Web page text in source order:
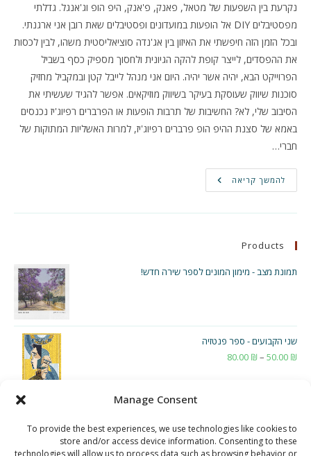
Manage Consent
To provide the best experiences, we use technologies like cookies to
store and/or access device information. Consenting to these
technologies will allow us to process data such as browsing behavior or
נקרעת בין השפעות של מטאל, פאנק, פ'אנק, היפ הופ וג'אנגל. גדלתי
מפסטיבלים DIY אל הופעות במועדונים ופסטיבלים שאת רובן אני ארגנתי.
ובכל הזמן הזה חיפשתי את האיזון בין אג'נדה סוציאליסטית משהו, לבין לכסות
את ההפסדים, לייצר קופת להקה הגיונית ולחסוך מספיק כסף בשביל
הפרוייקט הבא, יהיה אשר יהיה. היום אני מנהל לייבל קטן ובמקביל מחזיק
סוכנות שיווק שעוסקת בעיקר בשיווק מוזיקאים. אפשר להגיד שעשיתי את
הסיבוב שלי, לא? החשיבות של תרבות הופעות או הפרברים רפיוג'יז נכנסים
באמא של סצנת ההיפ הופ פרברים רפיוג'יז, למרות האשליות המתוקות של
חברי…
להמשך קריאה מחשבות
על
Products
תמונת מצב - מימון המונים לספר שירה חדש!
שני הקבועים - ספר פנטזיה
50.00 ₪
–
80.00 ₪